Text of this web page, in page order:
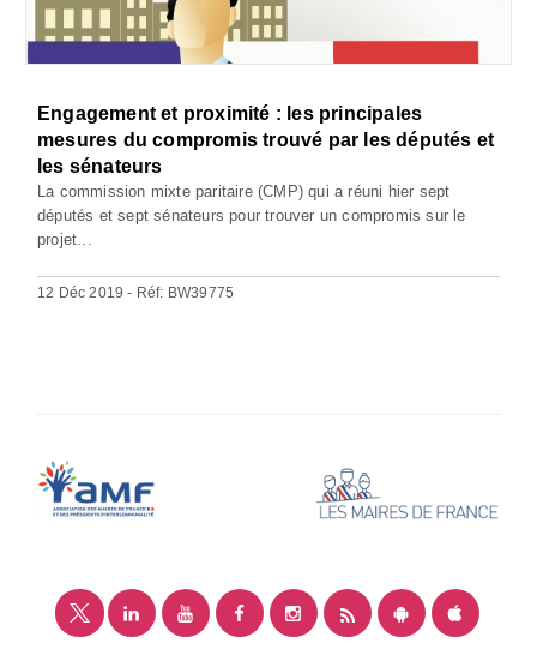
Engagement et proximité : les principales
mesures du compromis trouvé par les députés et
les sénateurs
La commission mixte paritaire (CMP) qui a réuni hier sept
députés et sept sénateurs pour trouver un compromis sur le
projet...
12 Déc 2019 - Réf: BW39775